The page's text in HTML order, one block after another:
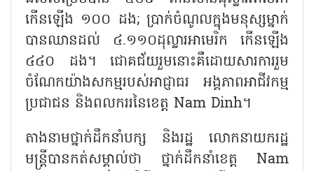
ថ្លែងមតិជាមួយកម្មករ កម្មការិនី និងប្រជាជនខេត្ត
Nam Dinh នាយករដ្ឋមន្ត្រីលោក Pham Minh
Chinh បានប្រកាសលទ្ធផលអភិវឌ្ឍន៍សេដ្ឋកិច្ច
សង្គមរបស់ប្រទេសក្នុងឆ្នាំ ២០២២ ក៏ដូចជា
ក្រោយរយៈពេលជាង ៣៥ ឆ្នាំនៃការផ្លាស់ប្តូរថ្មី។
តាមនោះ ក្រោយរយៈពេលជាង ៣៥ ឆ្នាំអនុវត្តន៍ការ
ផ្លាស់ប្តូរថ្មី មាត្រដ្ឋានសេដ្ឋកិច្ចវៀតណាមបានឈាន
ដល់សម្រេចបាន ៤០៩ ពាន់លានដុល្លារអាមេរិក